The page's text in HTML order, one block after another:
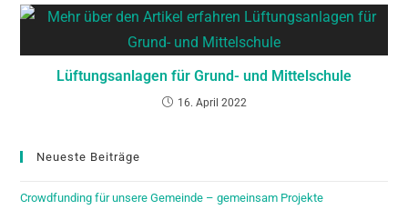
Lüftungsanlagen für Grund- und Mittelschule
16. April 2022
Neueste Beiträge
Crowdfunding für unsere Gemeinde – gemeinsam Projekte